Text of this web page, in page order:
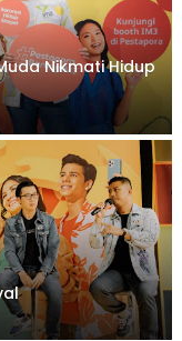
Nikmati Hidup